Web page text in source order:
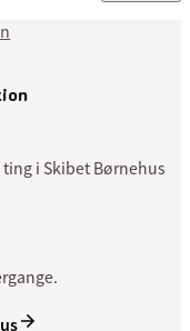
9. juli 2025
i Skibet Børnehus